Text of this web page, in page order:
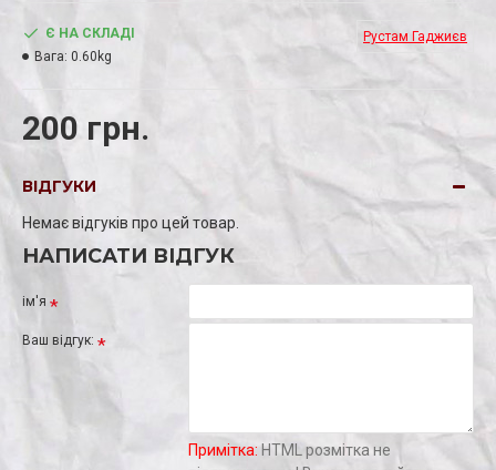
200 грн.
Є НА СКЛАДІ
Вага: 0.60kg
Рустам Гаджиєв
ВІДГУКИ
Немає відгуків про цей товар.
НАПИСАТИ ВІДГУК
ім'я
Ваш відгук:
Примітка: HTML розмітка не